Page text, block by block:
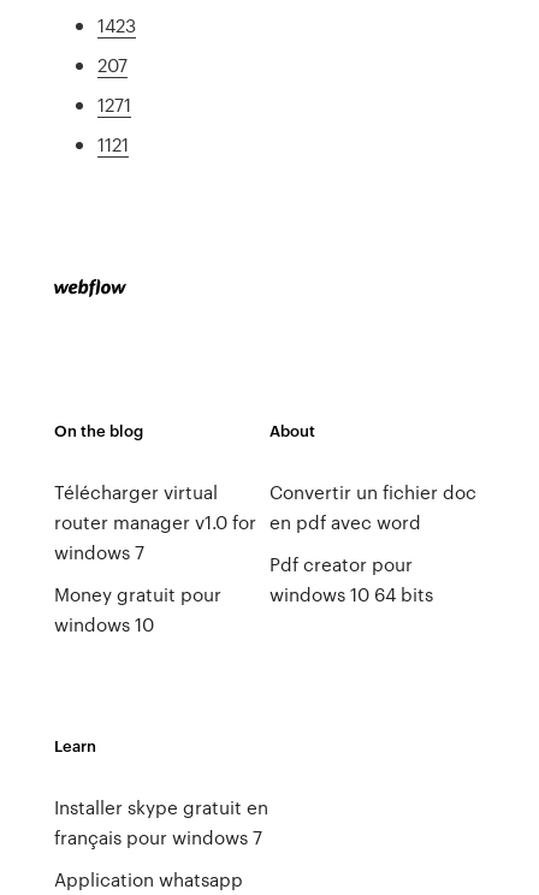
1423
207
1271
1121
On the blog
Télécharger virtual
router manager v1.0 for
windows 7
Money gratuit pour
windows 10
About
Convertir un fichier doc
en pdf avec word
Pdf creator pour
windows 10 64 bits
Learn
Installer skype gratuit en
français pour windows 7
Application whatsapp